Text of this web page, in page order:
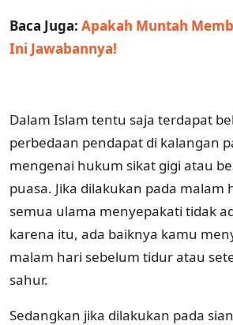
Baca Juga: Apakah Muntah
Ini Jawabannya!
Dalam Islam tentu saja terdapat
perbedaan pendapat di kalangan
mengenai hukum sikat gigi atau
puasa. Jika dilakukan pada malam
semua ulama menyepakati tidak
karena itu, ada baiknya kamu
malam hari sebelum tidur atau
sahur.
Sedangkan jika dilakukan pada